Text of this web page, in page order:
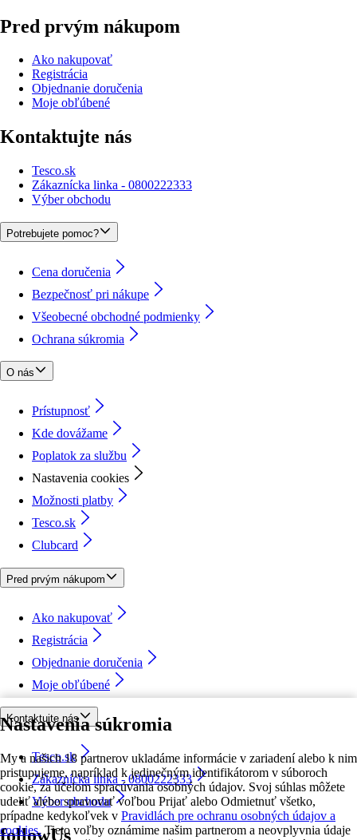
Nastavenia súkromia
My a našich 18 partnerov ukladáme informácie v zariadení alebo k nim
pristupujeme, napríklad k jedinečným identifikátorom v súboroch
cookie, za účelom spracúvania osobných údajov. Svoj súhlas môžete
udeliť alebo spravovať voľbou Prijať alebo Odmietnuť všetko,
prípadne kedykoľvek v Pravidlách pre ochranu osobných údajov a
cookies. Tieto voľby oznámime našim partnerom a neovplyvnia údaje
Pred prvým nákupom
Ako nakupovať
Registrácia
Objednanie doručenia
Moje obľúbené
Kontaktujte nás
Tesco.sk
Zákaznícka linka - 0800222333
Výber obchodu
Potrebujete pomoc?
Cena doručenia
Bezpečnosť pri nákupe
Všeobecné obchodné podmienky
Ochrana súkromia
O nás
Prístupnosť
Kde dovážame
Poplatok za službu
Nastavenia cookies
Možnosti platby
Tesco.sk
Clubcard
Pred prvým nákupom
Ako nakupovať
Registrácia
Objednanie doručenia
Moje obľúbené
Kontaktujte nás
Tesco.sk
Zákaznícka linka - 0800222333
Výber obchodu
followUs